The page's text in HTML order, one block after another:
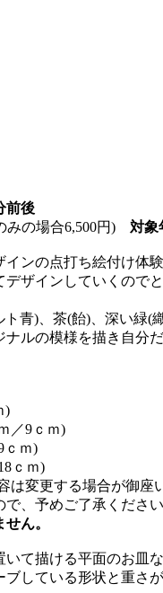
前後
みの場合6,500円) 対象
ンの点打ち絵付け体験
ザインしていくのでと
青)、茶(飴)、深い緑(
ルの模様を描き自分
)
／9ｃｍ)
ｃｍ)
ｃｍ)
は変更する場合が御座
、予めご了承ください
ん。
いて描ける平面のお皿
ブしている形状と重さ